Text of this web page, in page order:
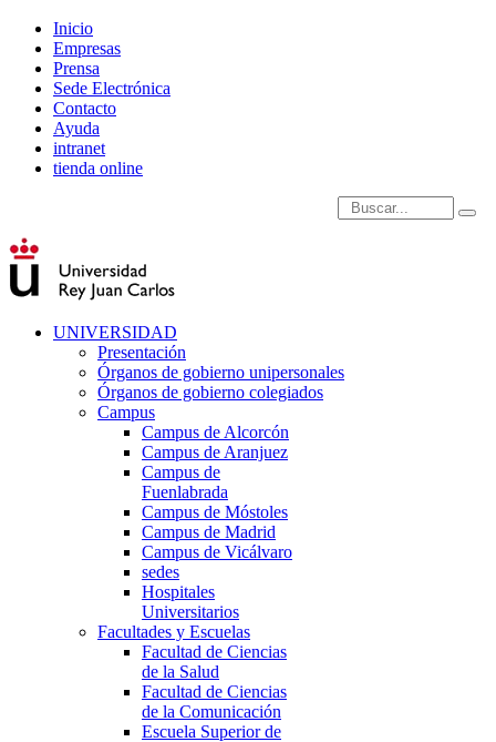
Inicio
Empresas
Prensa
Sede Electrónica
Contacto
Ayuda
intranet
tienda online
Introduce términos de
UNIVERSIDAD
Presentación
Órganos de gobierno unipersonales
Órganos de gobierno colegiados
Campus
Campus de Alcorcón
Campus de Aranjuez
Campus de
Fuenlabrada
Campus de Móstoles
Campus de Madrid
Campus de Vicálvaro
sedes
Hospitales
Universitarios
Facultades y Escuelas
Facultad de Ciencias
de la Salud
Facultad de Ciencias
de la Comunicación
Escuela Superior de